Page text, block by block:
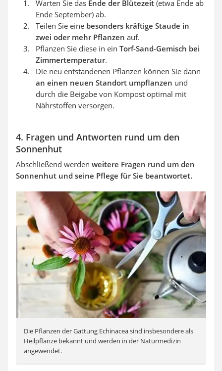
Warten Sie das Ende der Blütezeit (etwa Ende ab
Ende September) ab.
Teilen Sie eine besonders kräftige Staude in
zwei oder mehr Pflanzen auf.
Pflanzen Sie diese in ein Torf-Sand-Gemisch bei
Zimmertemperatur.
Die neu entstandenen Pflanzen können Sie dann
an einen neuen Standort umpflanzen und
durch die Beigabe von Kompost optimal mit
Nährstoffen versorgen.
4. Fragen und Antworten rund um den
Sonnenhut
Abschließend werden weitere Fragen rund um den
Sonnenhut und seine Pflege für Sie beantwortet.
Die Pflanzen der Gattung Echinacea sind insbesondere als
Heilpflanze bekannt und werden in der Naturmedizin
angewendet.